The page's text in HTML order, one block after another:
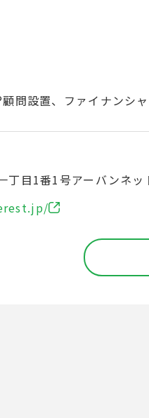
問設置、ファイナンシ
丁目1番1号アーバンネ